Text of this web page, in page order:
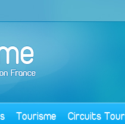
Tourisme Circuits